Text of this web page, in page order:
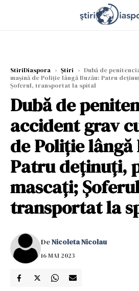
StiriDiaspora › Știri › Dubă de
mașină de Poliție lângă Buzău: Patru
Șoferul, transportat la spital
Dubă de
accident grav
de Poliție lângă
Patru deținuți,
mascați;
transportat la
DeNicoleta Nicolau
16 MAI 2023